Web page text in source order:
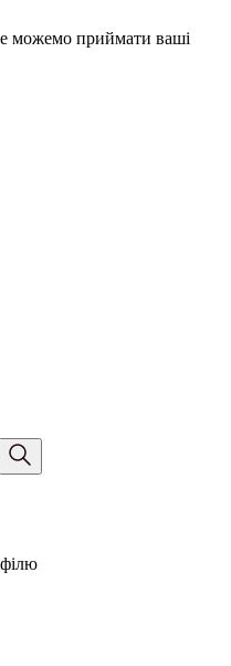
можемо приймати ваші